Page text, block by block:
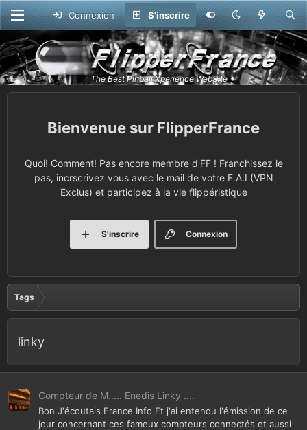
Connexion S'inscrire
FlipperFrance
Quoi! Comment! Pas encore membre d'FF ! Franchissez le
pas, incrscrivez vous avec le mail de votre F.A.I (VPN
Exclus) et participez à la vie flippéristique
Connexion
S'inscrire
Tags
linky
Compteur de M..... Enedis Linky ....
Bon J'écoutais France Info Et j'ai entendu l'émission de ce
jour concernant ces fameux compteurs connectés et aussi